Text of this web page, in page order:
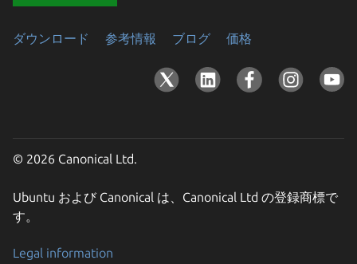
ダウンロード 参考情報 ブログ 価格
© 2026 Canonical Ltd.
Ubuntu および Canonical は、Canonical Ltd の登録商標で
す。
Legal information